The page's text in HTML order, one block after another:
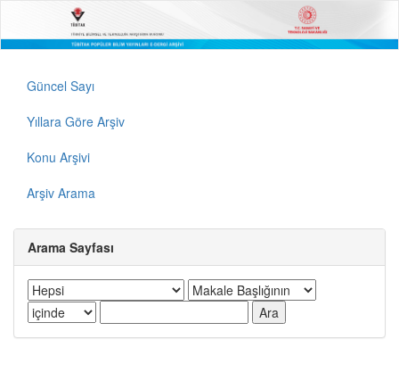
Güncel Sayı
Yıllara Göre Arşiv
Konu Arşivi
Arşiv Arama
Arama Sayfası